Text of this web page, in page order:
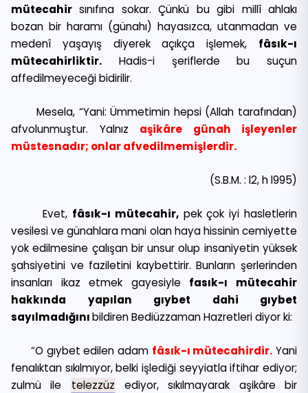
mütecahir sınıfına sokar. Çünkü bu gibi millî ahlakı
bozan bir haramı (günahı) hayasızca, utanmadan ve
medenî yaşayış diyerek açıkça işlemek, fâsık-ı
mütecahirliktir. Hadis-i şeriflerde bu suçun
affedilmeyeceği bidirilir.
Mesela, “Yani: Ümmetimin hepsi (Allah tarafından)
afvolunmuştur. Yalnız aşikâre günah işleyenler
müstesnadır; onlar afvedilmemişlerdir.
(S.B.M. : l2, h l995)
Evet, fâsık-ı mütecahir,pek çok iyi hasletlerin
vesilesi ve günahlara mani olan haya hissinin cemiyette
yok edilmesine çalışan bir unsur olup insaniyetin yüksek
şahsiyetini ve faziletini kaybettirir. Bunların şerlerinden
insanları ikaz etmek gayesiyle fasık-ı mütecahir
hakkında yapılan gıybet dahi gıybet
sayılmadığınıbildiren Bediüzzaman Hazretleri diyor ki:
“O gıybet edilen adam fâsık-ı mütecahirdir. Yani
fenalıktan sıkılmıyor, belki işlediği seyyiatla iftihar ediyor;
zulmü ile
telezzüz ediyor, sıkılmayarak aşikâre bir